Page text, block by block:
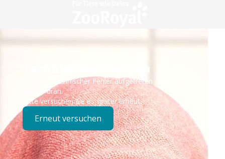
Technisches Problem
Es ist ein technischer Fehler aufgetreten – wir sind
bereits dran.
Bitte versuchen Sie es später erneut.
Erneut versuchen